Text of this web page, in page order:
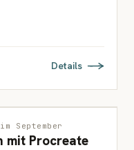
Details
September
mit Procreate